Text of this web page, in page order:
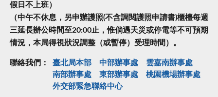
假日不上班）
（中午不休息，另申辦護照(不含調閱護照申請書)櫃檯每週
三延長辦公時間至20:00止，惟倘遇天災或停電等不可預期
情況，本局得視狀況調整（或暫停）受理時間）。
聯絡我們： 臺北局本部 中部辦事處
雲嘉南辦事處
南部辦事處
東部辦事處
桃園機場辦事處
外交部緊急聯絡中⼼